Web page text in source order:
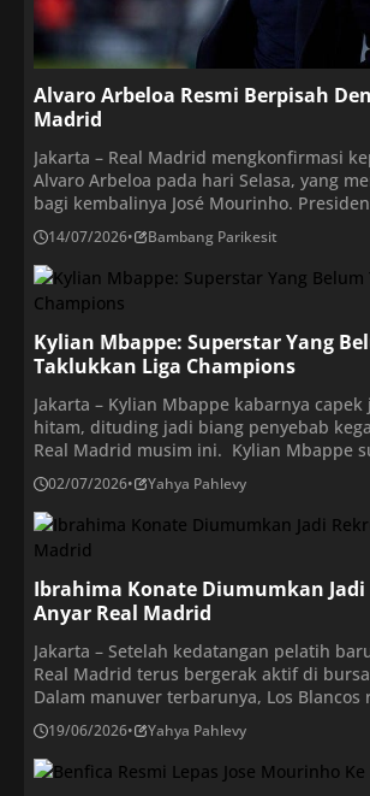
Alvaro Arbeloa Resmi Berpisah
Madrid
Jakarta – Real Madrid mengkonfirmasi
Alvaro Arbeloa pada hari Selasa, yang
bagi kembalinya José Mourinho.
Pérez telah berjanji untuk membawa
sebagai bagian dari janji kampanyenya
mengantarkannya pada pemilihan yang
dimenangkannya. Dalam pernyataan
oleh klub, Real Madrid mengkonfirmasi
pihak telah […]
14/07/2026• Bambang Parikesit
Kylian Mbappe: Superstar Yang
Taklukkan Liga Champions
Jakarta – Kylian Mbappe kabarnya
hitam, dituding jadi biang penyebab
Real Madrid musim ini. Kylian Mbappe
Real Madrid pada tahun 2024. Dua
bersama Los Blancos, Mbappe masih
LaLiga dan Liga Champions. Kylian
masih subur gol. Musim lalu menangi
02/07/2026• Yahya Pahlevy
Ibrahima Konate Diumumkan
Anyar Real Madrid
Jakarta – Setelah kedatangan pelatih
Real Madrid terus bergerak aktif di
Dalam manuver terbarunya, Los Blancos
memperkenalkan sosok Ibrahima Konate
rekrutan mereka yang baru. Di musim
Madrid bergerak sangat aktif di bursa
diawali dengan keputusan mereka
19/06/2026• Yahya Pahlevy